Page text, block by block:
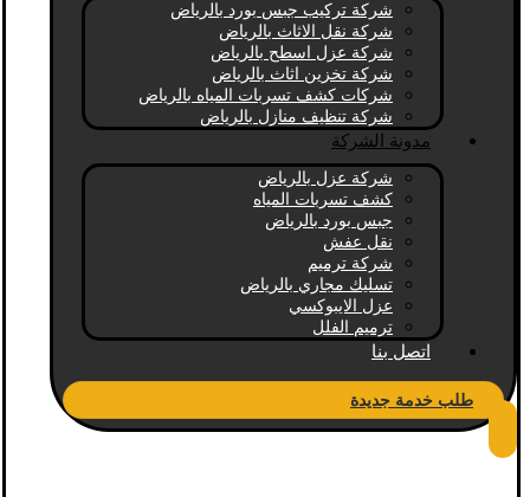
شركة تركيب جبس بورد بالرياض
شركة نقل الاثاث بالرياض
شركة عزل اسطح بالرياض
شركة تخزين اثاث بالرياض
شركات كشف تسربات المياه بالرياض
شركة تنظيف منازل بالرياض
مدونة الشركة
شركة عزل بالرياض
كشف تسربات المياه
جبس بورد بالرياض
نقل عفش
شركة ترميم
تسليك مجاري بالرياض
عزل الايبوكسي
ترميم الفلل
اتصل بنا
طلب خدمة جديدة